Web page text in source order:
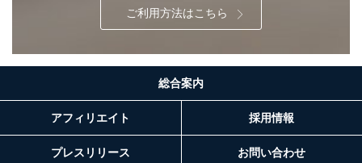
の停止または消去」「第三者への提供の停止」）の求め
に対応させていただいております。 当社顧客の皆様の
で、訂正、追加、変更を行っていただくことが出来ま
す。マイページをご利用いただけない方、その他の方に
つきましては、下記Aをご覧ください。 また、ご登録い
ただいた個人情報のうち、市町村などの名称および郵便
番号、金融機関の名称あるいはクレジットカードの有効
情報に変更があった場合には、当社が登録情報を変更さ
せていただく場合があります。
ご利用方法はこちら
総合案内
アフィリエイト 採用情報
プレスリリース お問い合わせ